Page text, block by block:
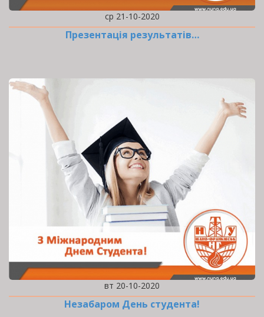
ср 21-10-2020
Презентація результатів…
вт 20-10-2020
Незабаром День студента!